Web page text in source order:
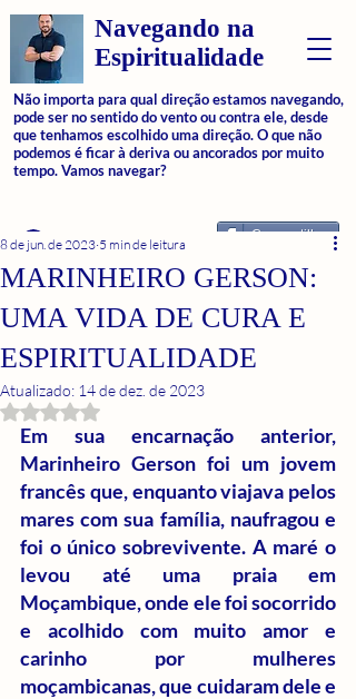
Navegando na
Espiritualidade
Não importa para qual direção estamos navegando,
pode ser no sentido do vento ou contra ele, desde
que tenhamos escolhido uma direção. O que não
podemos é ficar à deriva ou ancorados por muito
tempo. Vamos navegar?
Login Compartilhar
MARINHEIRO GERSON:
UMA VIDA DE CURA E
ESPIRITUALIDADE
8 de jun. de 2023 5 min de leitura
Atualizado: 14 de dez. de 2023
Avaliado com NaN de 5 estrelas.
Em sua encarnação anterior,
Marinheiro Gerson foi um jovem
francês que, enquanto viajava pelos
mares com sua família, naufragou e
foi o único sobrevivente. A maré o
levou até uma praia em
Moçambique, onde ele foi socorrido
e acolhido com muito amor e
carinho por mulheres
moçambicanas, que cuidaram dele e